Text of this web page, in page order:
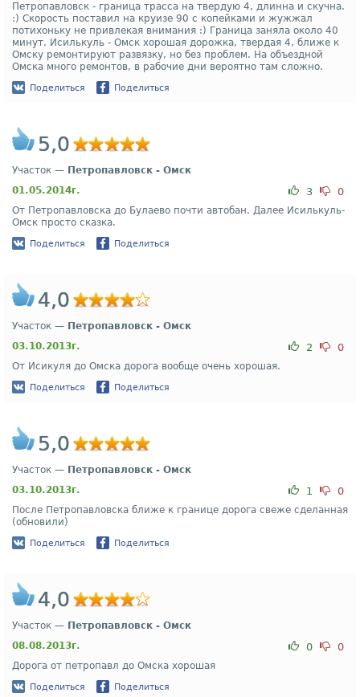
Петропавловск - граница трасса на твердую 4, длинна и скучна.
:) Скорость поставил на круизе 90 с копейками и жужжал
потихоньку не привлекая внимания :) Граница заняла около 40
минут. Исилькуль - Омск хорошая дорожка, твердая 4, ближе к
Омску ремонтируют развязку, но без проблем. На объездной
Омска много ремонтов, в рабочие дни вероятно там сложно.
Поделиться Поделиться
5,0
Участок — Петропавловск - Омск
01.05.2014г.
3 0
От Петропавловска до Булаево почти автобан. Далее Исилькуль-
Омск просто сказка.
Поделиться Поделиться
4,0
Участок — Петропавловск - Омск
03.10.2013г.
2 0
От Исикуля до Омска дорога вообще очень хорошая.
Поделиться Поделиться
5,0
Участок — Петропавловск - Омск
03.10.2013г.
1 0
После Петропавловска ближе к границе дорога свеже сделанная
(обновили)
Поделиться Поделиться
4,0
Участок — Петропавловск - Омск
08.08.2013г.
0 0
Дорога от петропавл до Омска хорошая
Поделиться Поделиться